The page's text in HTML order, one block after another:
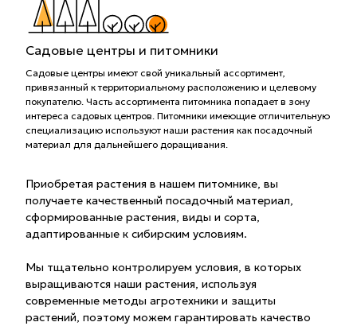
Садовые центры и питомники
Садовые центры имеют свой уникальный ассортимент,
привязанный к территориальному расположению и целевому
покупателю. Часть ассортимента питомника попадает в зону
интереса садовых центров. Питомники имеющие отличительную
специализацию используют наши растения как посадочный
материал для дальнейшего доращивания.
Приобретая растения в нашем питомнике, вы
получаете качественный посадочный материал,
сформированные растения, виды и сорта,
адаптированные к сибирским условиям.
Мы тщательно контролируем условия, в которых
выращиваются наши растения, используя
современные методы агротехники и защиты
растений, поэтому можем гарантировать качество